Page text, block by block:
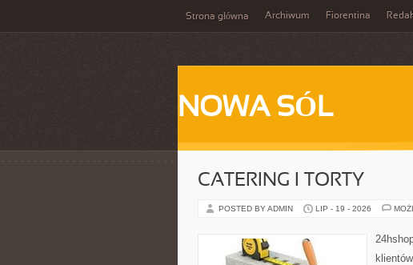
Strona główna Archiwum Fiorentina
NOWA SÓL
CATERING I TORTY
POSTED BY ADMIN LIP - 19 - 2026